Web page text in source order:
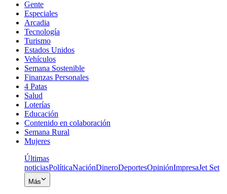
Gente
Especiales
Arcadia
Tecnología
Turismo
Estados Unidos
Vehículos
Semana Sostenible
Finanzas Personales
4 Patas
Salud
Loterías
Educación
Contenido en colaboración
Semana Rural
Mujeres
Últimas
noticiasPolíticaNaciónDineroDeportesOpiniónImpresaJet Set
Más